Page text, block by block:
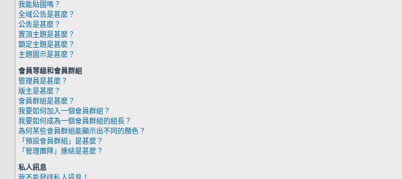
我能貼圖嗎？
全域公告是甚麼？
公告是甚麼？
置頂主題是甚麼？
鎖定主題是甚麼？
主題圖示是甚麼？
會員等級和會員群組
管理員是甚麼？
版主是甚麼？
會員群組是甚麼？
我要如何加入一個會員群組？
我要如何成為一個會員群組的組長？
為何某些會員群組能顯示出不同的顏色？
「預設會員群組」是甚麼？
「管理團隊」連結是甚麼？
私人訊息